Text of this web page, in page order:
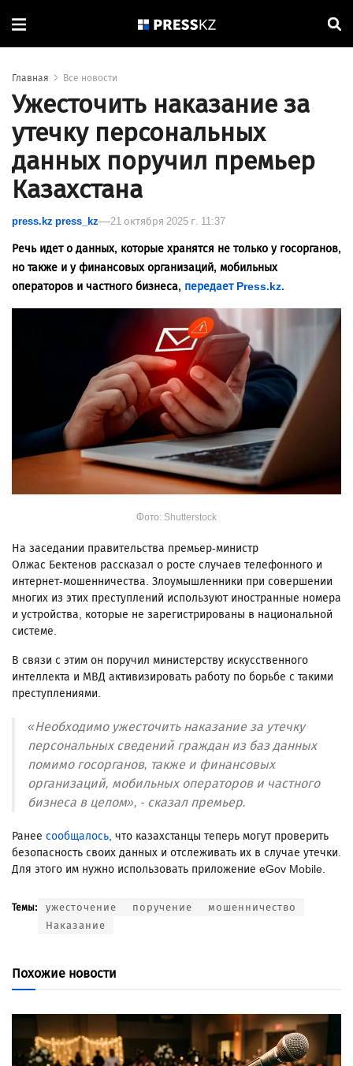
Главная Все новости
Ужесточить наказание за
утечку персональных
данных поручил премьер
Казахстана
press.kz press_kz 21 октября 2025 г. 11:37
Речь идет о данных, которые хранятся не только у госорганов,
но также и у финансовых организаций, мобильных
операторов и частного бизнеса, передает Press.kz.
Фото: Shutterstock
На заседании правительства премьер-министр
Олжас Бектенов рассказал о росте случаев телефонного и
интернет-мошенничества. Злоумышленники при совершении
многих из этих преступлений используют иностранные номера
и устройства, которые не зарегистрированы в национальной
системе.
В связи с этим он поручил министерству искусственного
интеллекта и МВД активизировать работу по борьбе с такими
преступлениями.
«Необходимо ужесточить наказание за утечку
персональных сведений граждан из баз данных
помимо госорганов, также и финансовых
организаций, мобильных операторов и частного
бизнеса в целом», - сказал премьер.
Ранее сообщалось, что казахстанцы теперь могут проверить
безопасность своих данных и отслеживать их в случае утечки.
Для этого им нужно использовать приложение eGov Mobile.
Темы: ужесточение поручение
мошенничество
Наказание
Похожие новости